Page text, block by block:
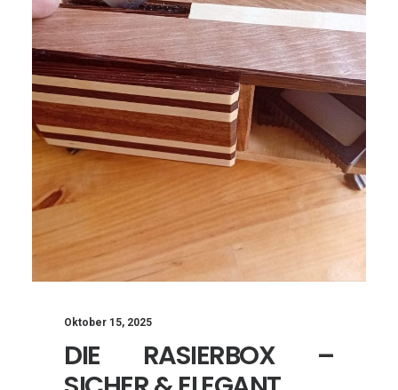
Oktober 15, 2025
DIE RASIERBOX –